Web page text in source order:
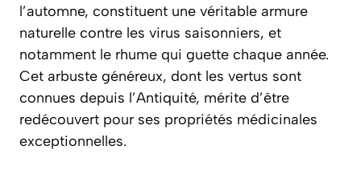
l’automne, constituent une véritable armure
naturelle contre les virus saisonniers, et
notamment le rhume qui guette chaque année.
Cet arbuste généreux, dont les vertus sont
connues depuis l’Antiquité, mérite d’être
redécouvert pour ses propriétés médicinales
exceptionnelles.